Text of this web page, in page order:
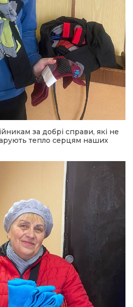
за добрі справи, які не
тепло серцям наших